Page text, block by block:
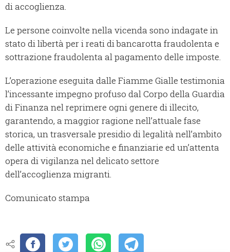
di accoglienza.
Le persone coinvolte nella vicenda sono indagate in
stato di libertà per i reati di bancarotta fraudolenta e
sottrazione fraudolenta al pagamento delle imposte.
L’operazione eseguita dalle Fiamme Gialle testimonia
l’incessante impegno profuso dal Corpo della Guardia
di Finanza nel reprimere ogni genere di illecito,
garantendo, a maggior ragione nell’attuale fase
storica, un trasversale presidio di legalità nell’ambito
delle attività economiche e finanziarie ed un’attenta
opera di vigilanza nel delicato settore
dell’accoglienza migranti.
Comunicato stampa